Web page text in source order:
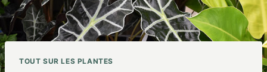
TOUT SUR LES PLANTES